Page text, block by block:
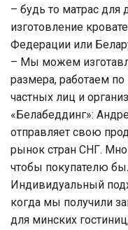
– будь то матрас для
изготовление
Федерации или
– Мы можем
размера, работаем
частных лиц и
«Белабеддинг»:
отправляет свою
рынок стран СНГ.
чтобы покупателю
Индивидуальный
когда мы получили
для минских